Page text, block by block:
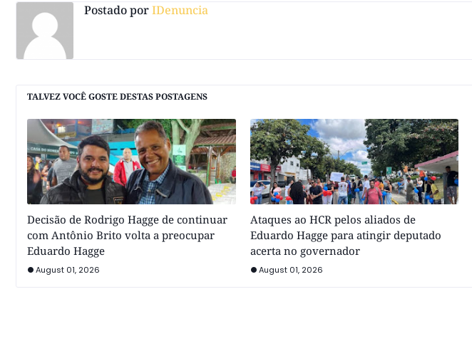
Postado porIDenuncia
TALVEZ VOCÊ GOSTE DESTAS POSTAGENS
Decisão de Rodrigo Hagge de continuar
com Antônio Brito volta a preocupar
Eduardo Hagge
August 01, 2026
Ataques ao HCR pelos aliados de
Eduardo Hagge para atingir deputado
acerta no governador
August 01, 2026